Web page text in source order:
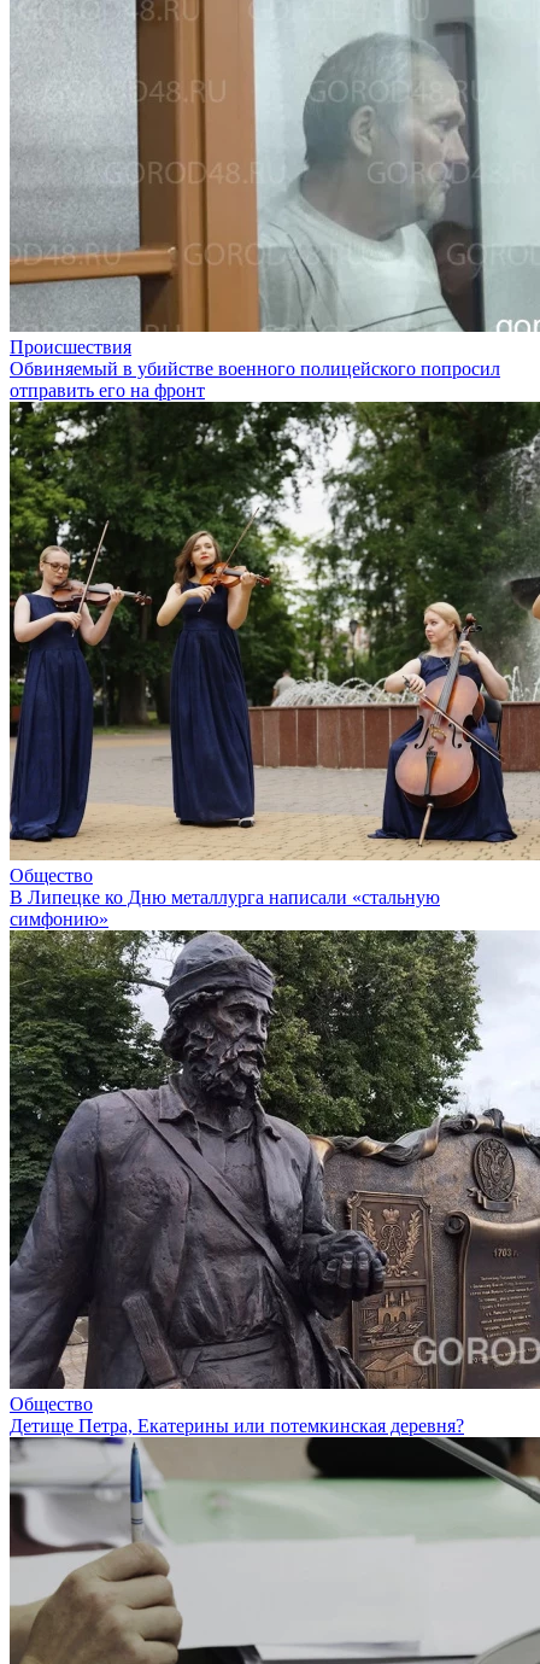
Происшествия
Обвиняемый в убийстве военного полицейского попросил
отправить его на фронт
Общество
В Липецке ко Дню металлурга написали «стальную
симфонию»
Общество
Детище Петра, Екатерины или потемкинская деревня?